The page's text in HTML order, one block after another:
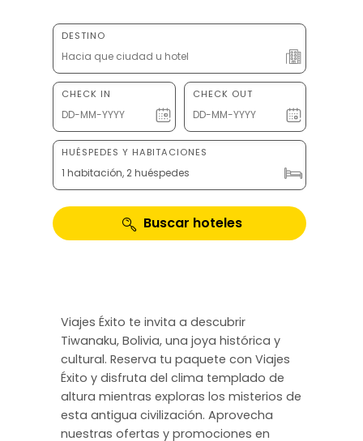
DESTINO
CHECK IN CHECK OUT
HUÉSPEDES Y HABITACIONES
1 habitación, 2 huéspedes
Buscar hoteles
Viajes Éxito te invita a descubrir
Tiwanaku, Bolivia, una joya histórica y
cultural. Reserva tu paquete con Viajes
Éxito y disfruta del clima templado de
altura mientras exploras los misterios de
esta antigua civilización. Aprovecha
nuestras ofertas y promociones en